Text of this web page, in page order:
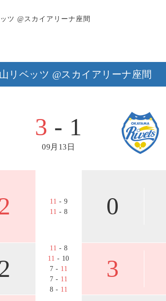
ツ @スカイアリーナ座間
リベッツ @スカイアリーナ座間
3 - 1
09月13日
11 - 9
11 - 8 0
11 - 8
11 - 10
7 - 11
7 - 11
8 - 11
3